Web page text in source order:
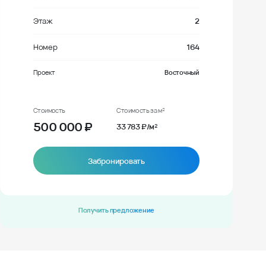
Этаж 2
Номер 164
Проект Восточный
Стоимость
500 000₽
Стоимость за м²
33 783 ₽/м²
Забронировать
Получить предложение